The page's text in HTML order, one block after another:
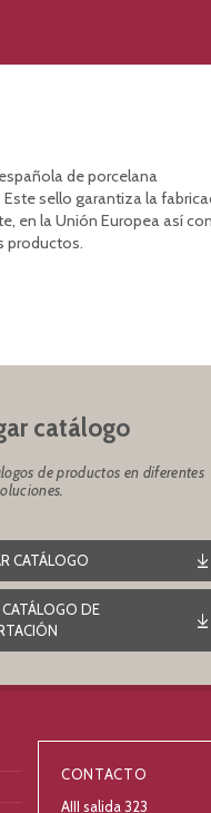
de porcelana
sello garantiza la
en la Unión Europea así
productos.
catálogo
de productos en diferentes
CATÁLOGO
DE
CONTACTO
AIII salida 323